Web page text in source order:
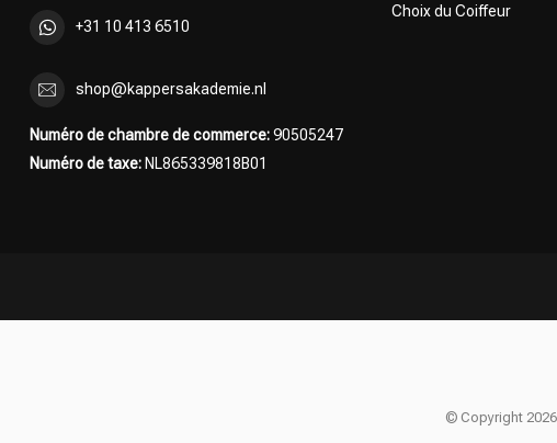
+31 10 413 6510
shop@kappersakademie.nl
Numéro de chambre de commerce:90505247
Numéro de taxe: NL865339818B01
Choix du Coiffeur
© Copyright